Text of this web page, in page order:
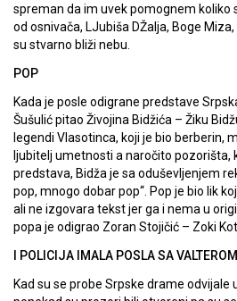
spreman da im uvek pomognem koliko
od osnivača, LJubiša DŽalja, Boge
su stvarno bliži nebu.
POP
Kada je posle odigrane predstave
Šušulić pitao Živojina Bidžića – Žiku
legendi Vlasotinca, koji je bio berberin,
ljubitelj umetnosti a naročito pozorišta,
predstava, Bidža je sa oduševljenjem
pop, mnogo dobar pop“. Pop je bio lik
ali ne izgovara tekst jer ga i nema u
popa je odigrao Zoran Stojičić – Zoki
I POLICIJA IMALA POSLA SA VALTEROM
Kad su se probe Srpske drame odvijale